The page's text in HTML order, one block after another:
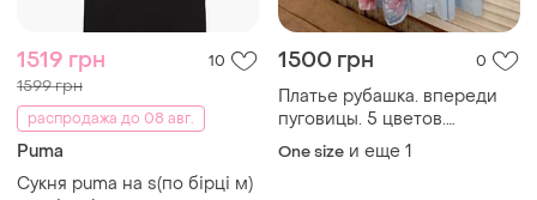
1519 грн 10
1599 грн
распродажа до 08 авг.
Puma
Сукня puma на s(по бірці м)
1500 грн 0
Платье рубашка. впереди
пуговицы. 5 цветов.
размеры есть. ткань коттон
One size и еще 1